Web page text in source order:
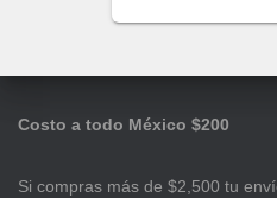
Costo a todo México $200
Si compras más de $2,500 tu